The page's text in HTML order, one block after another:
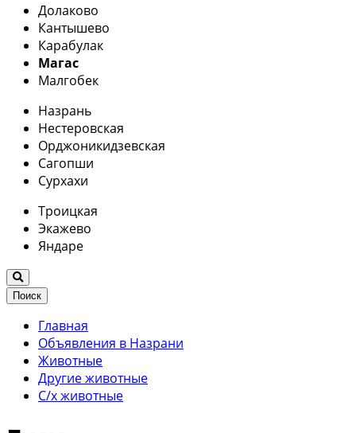
Долаково
Кантышево
Карабулак
Магас
Малгобек
Назрань
Нестеровская
Орджоникидзевская
Сагопши
Сурхахи
Троицкая
Экажево
Яндаре
Поиск
Главная
Объявления в Назрани
Животные
Другие животные
С/х животные